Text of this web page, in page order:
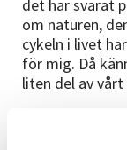
det har svarat
om naturen,
cykeln i livet
för mig. Då
liten del av